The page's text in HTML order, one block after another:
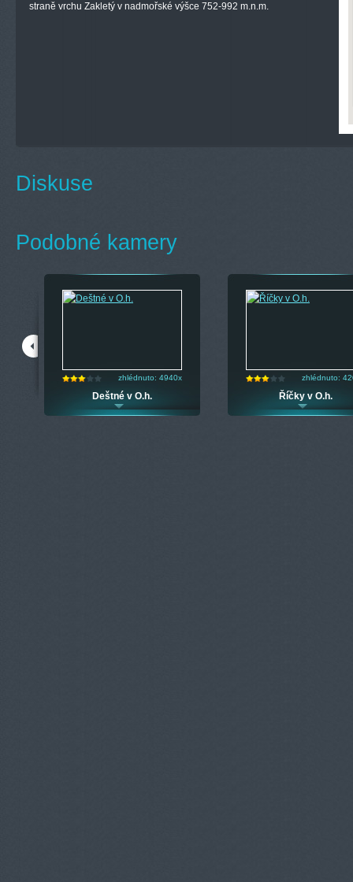
straně vrchu Zakletý v nadmořské výšce 752-992 m.n.m.
Diskuse
Podobné kamery
zhlédnuto: 4940x
Deštné v O.h.
zhlédnuto:
Říčky v O.h.